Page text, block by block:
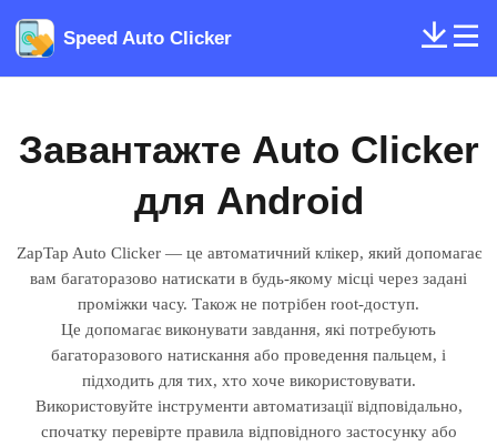
Speed Auto Clicker
Завантажте Auto Clicker
для Android
ZapTap Auto Clicker — це автоматичний клікер, який допомагає
вам багаторазово натискати в будь-якому місці через задані
проміжки часу. Також не потрібен root-доступ.
Це допомагає виконувати завдання, які потребують
багаторазового натискання або проведення пальцем, і
підходить для тих, хто хоче використовувати.
Використовуйте інструменти автоматизації відповідально,
спочатку перевірте правила відповідного застосунку або